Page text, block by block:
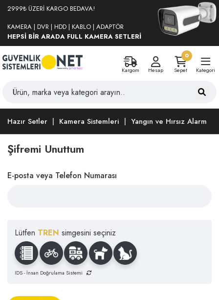
2999₺ ÜZERİ KARGO BEDAVA!
KAMERA | DVR | HDD | KABLO | ADAPTÖR
HEPSİ BİR ARADA FULL KAMERA SETLERİ
Kargom Hesap
0
Sepet
Kategori
Hazır Setler Kamera Sistemleri Yangın ve Hırsız Alarm
Şifremi Unuttum
E-posta veya Telefon Numarası
Lütfen TREN simgesini seçiniz
IDS - İnsan Doğrulama Sistemi